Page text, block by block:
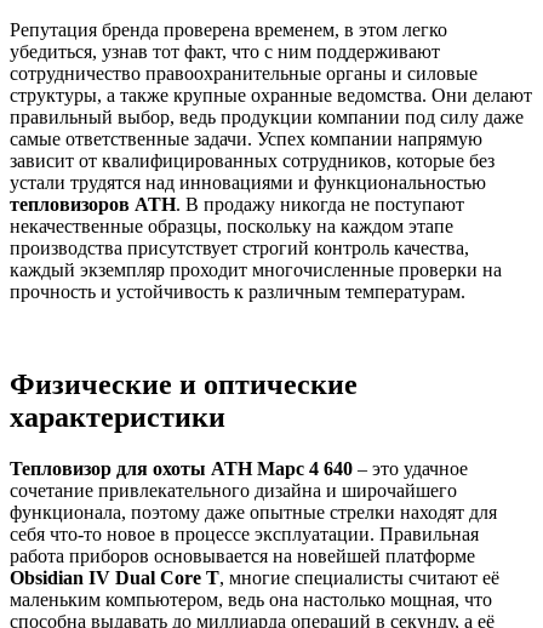
Репутация бренда проверена временем, в этом легко
убедиться, узнав тот факт, что с ним поддерживают
сотрудничество правоохранительные органы и силовые
структуры, а также крупные охранные ведомства. Они делают
правильный выбор, ведь продукции компании под силу даже
самые ответственные задачи. Успех компании напрямую
зависит от квалифицированных сотрудников, которые без
устали трудятся над инновациями и функциональностью
тепловизоров АТН. В продажу никогда не поступают
некачественные образцы, поскольку на каждом этапе
производства присутствует строгий контроль качества,
каждый экземпляр проходит многочисленные проверки на
прочность и устойчивость к различным температурам.
Физические и оптические
характеристики
Тепловизор для охоты АТН Марс 4 640 – это удачное
сочетание привлекательного дизайна и широчайшего
функционала, поэтому даже опытные стрелки находят для
себя что-то новое в процессе эксплуатации. Правильная
работа приборов основывается на новейшей платформе
Obsidian IV Dual Core T, многие специалисты считают её
маленьким компьютером, ведь она настолько мощная, что
способна выдавать до миллиарда операций в секунду, а её